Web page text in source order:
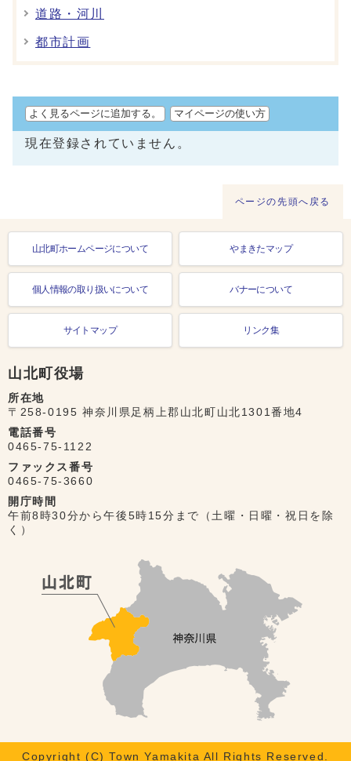
道路・河川
都市計画
よく見るページに追加する。 マイページの使い方
現在登録されていません。
ページの先頭へ戻る
山北町ホームページについて やまきたマップ
個人情報の取り扱いについて バナーについて
サイトマップ リンク集
山北町役場
所在地
〒258-0195 神奈川県足柄上郡山北町山北1301番地4
電話番号
0465-75-1122
ファックス番号
0465-75-3660
開庁時間
午前8時30分から午後5時15分まで（土曜・日曜・祝日を除
く）
Copyright (C) Town Yamakita All Rights Reserved.